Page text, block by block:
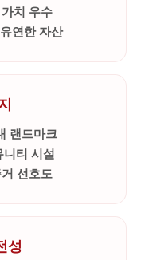
치 우수
연한 자산
랜드마크
티 시설
선호도
성